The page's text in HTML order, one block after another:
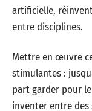
artificielle,
entre disciplines.
Mettre en œuvre
stimulantes :
part garder pour
inventer entre